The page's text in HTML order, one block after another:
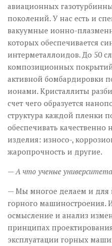
авиационных
поколений. У нас есть и
вакуумные ионно-
которых обеспечивается
интерметаллоидов. До 50
композиционных покрытий
активной бомбардировки
ионами. Кристаллиты
счет чего образуется
структура каждой пленки
обеспечивать качественно
изделия: износо-,
жаропрочность и другие.
— А что ученые
— Мы многое делаем и для
горного машиностроения.
осмысление и анализ
принципах
эксплуатации горных